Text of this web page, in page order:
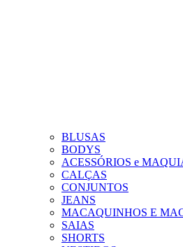
BLUSAS
BODYS
ACESSÓRIOS e
CALÇAS
CONJUNTOS
JEANS
MACAQUINHOS E
SAIAS
SHORTS